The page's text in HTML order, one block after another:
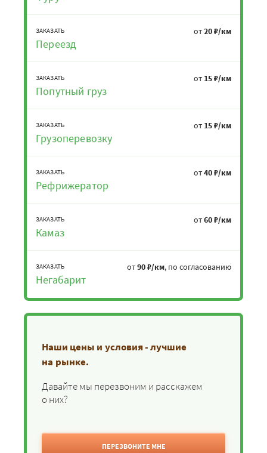
ЗАКАЗАТЬ
Переезд
от20 ₽/км
ЗАКАЗАТЬ
Попутный груз
от 15 ₽/км
ЗАКАЗАТЬ
Грузоперевозку
от 15 ₽/км
ЗАКАЗАТЬ
Рефрижератор
от40 ₽/км
ЗАКАЗАТЬ
Камаз
от60 ₽/км
ЗАКАЗАТЬ
Негабарит
от90 ₽/км, по согласованию
Наши цены и условия - лучшие
на рынке.
Давайте мы перезвоним и расскажем
о них?
ПЕРЕЗВОНИТЕ МНЕ